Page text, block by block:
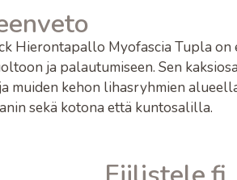
Hierontapallo Myofascia Tupla
ja palautumiseen. Sen
muiden kehon lihasryhmien
sekä kotona että kuntosalilla.